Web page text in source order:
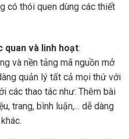
có thói quen dùng các thiết
quan và linh hoạt:
và nền tảng mã nguồn mở
quản lý tất cả mọi thứ với
các thao tác như: Thêm bài
trang, bình luận,... dễ dàng